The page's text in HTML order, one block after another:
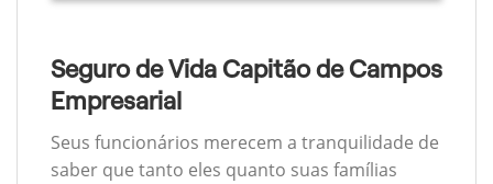
Seguro de Vida Capitão de Campos
Empresarial
Seus funcionários merecem a tranquilidade de
saber que tanto eles quanto suas famílias